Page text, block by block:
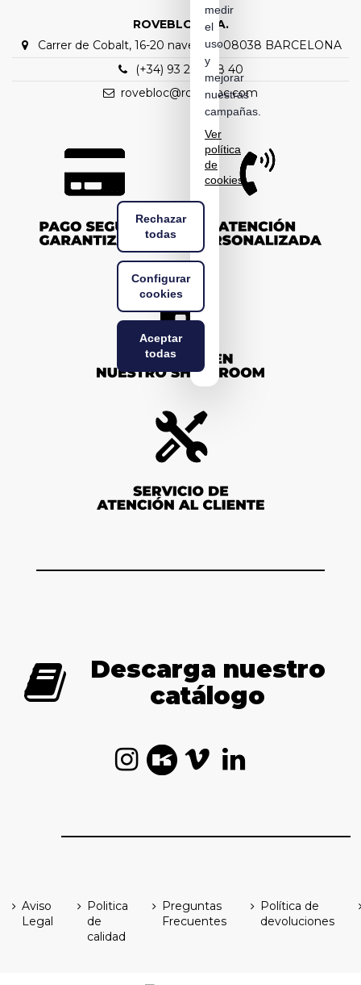
ROVEBLOC S.A.
Carrer de Cobalt, 16-20 nave C1 – 08038 BARCELONA
(+34) 93 298 88 40
rovebloc@rovebloc.com
Descarga nuestro
catálogo
medir
el
uso
y
mejorar
nuestras
campañas.
Ver
política
de
cookies
Rechazar
todas
Configurar
cookies
Aceptar
todas
Aviso
Legal
Politica
de
calidad
Preguntas
Frecuentes
Política de
devoluciones